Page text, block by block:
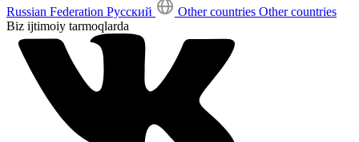
Russian Federation Русский Other countries Other countries
Biz ijtimoiy tarmoqlarda